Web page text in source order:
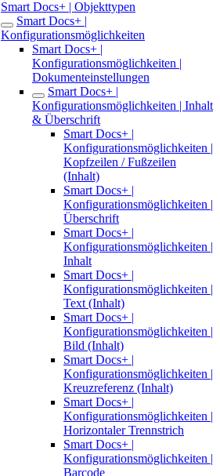
Smart Docs+ | Objekttypen
Smart Docs+ |
Konfigurationsmöglichkeiten
Smart Docs+ |
Konfigurationsmöglichkeiten |
Dokumenteinstellungen
Smart Docs+ |
Konfigurationsmöglichkeiten | Inhalt
& Überschrift
Smart Docs+ |
Konfigurationsmöglichkeiten |
Kopfzeilen / Fußzeilen
(Inhalt)
Smart Docs+ |
Konfigurationsmöglichkeiten |
Überschrift
Smart Docs+ |
Konfigurationsmöglichkeiten |
Inhalt
Smart Docs+ |
Konfigurationsmöglichkeiten |
Text (Inhalt)
Smart Docs+ |
Konfigurationsmöglichkeiten |
Bild (Inhalt)
Smart Docs+ |
Konfigurationsmöglichkeiten |
Kreuzreferenz (Inhalt)
Smart Docs+ |
Konfigurationsmöglichkeiten |
Horizontaler Trennstrich
Smart Docs+ |
Konfigurationsmöglichkeiten |
Barcode